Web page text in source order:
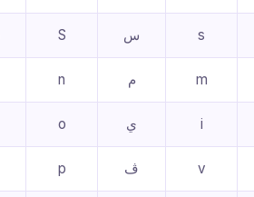
s س S
m م n
i ي o
v ڤ p